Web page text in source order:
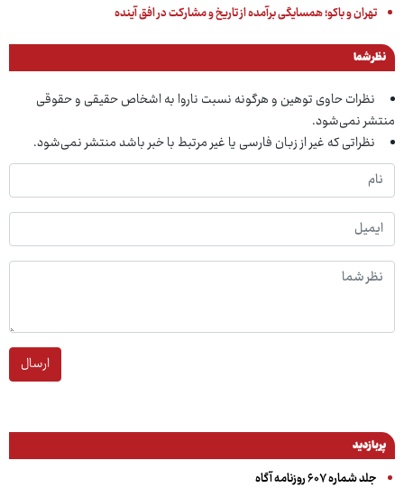
تهران و باکو؛ همسایگی برآمده از تاریخ و مشارکت در افق آینده
نظر شما
نظرات حاوی توهین و هرگونه نسبت ناروا به اشخاص حقیقی و حقوقی
منتشر نمی‌شود.
نظراتی که غیر از زبان فارسی یا غیر مرتبط با خبر باشد منتشر نمی‌شود.
ارسال
پربازدید
جلد شماره ۶۰۷ روزنامه آگاه